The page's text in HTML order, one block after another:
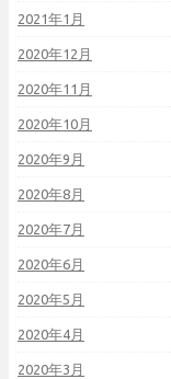
2021年1月
2020年12月
2020年11月
2020年10月
2020年9月
2020年8月
2020年7月
2020年6月
2020年5月
2020年4月
2020年3月